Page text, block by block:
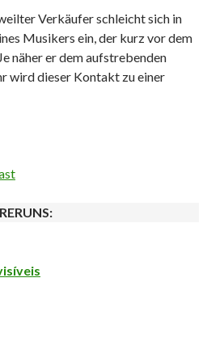
Verkäufer schleicht sich in
Musikers ein, der kurz vor dem
näher er dem aufstrebenden
wird dieser Kontakt zu einer
RERUNS: